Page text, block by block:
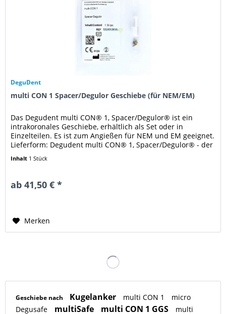
DeguDent
multi CON 1 Spacer/Degulor Geschiebe (für NEM/EM)
Das Degudent multi CON® 1, Spacer/Degulor® ist ein
intrakoronales Geschiebe, erhältlich als Set oder in
Einzelteilen. Es ist zum Angießen für NEM und EM geeignet.
Lieferform: Degudent multi CON® 1, Spacer/Degulor® - der
Inhalt 1 Stück
ab 41,50 € *
Merken
Geschiebe nach Kugelanker multi CON 1
micro
Degusafe
multiSafe multi CON 1 GGS
multi